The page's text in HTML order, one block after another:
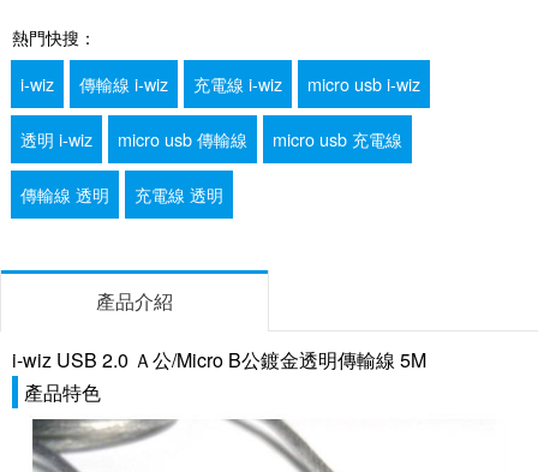
熱門快搜：
i-wiz
傳輸線 i-wiz 充電線 i-wiz micro usb i-wiz
透明 i-wiz micro usb 傳輸線 micro usb 充電線
傳輸線 透明 充電線 透明
產品介紹
i-wiz USB 2.0 Ａ公/Micro B公鍍金透明傳輸線 5M
產品特色